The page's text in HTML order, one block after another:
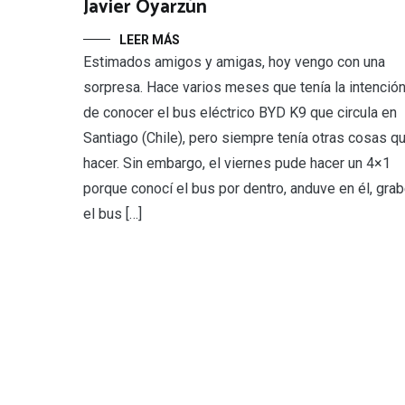
Javier Oyarzún
LEER MÁS
Estimados amigos y amigas, hoy vengo con una
sorpresa. Hace varios meses que tenía la intención
de conocer el bus eléctrico BYD K9 que circula en
Santiago (Chile), pero siempre tenía otras cosas
hacer. Sin embargo, el viernes pude hacer un 4×1
porque conocí el bus por dentro, anduve en él,
el bus […]